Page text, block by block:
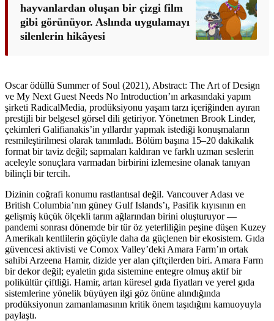
hayvanlardan oluşan bir çizgi film
gibi görünüyor. Aslında uygulamayı
silenlerin hikâyesi
Oscar ödüllü Summer of Soul (2021), Abstract: The Art of Design
ve My Next Guest Needs No Introduction’ın arkasındaki yapım
şirketi RadicalMedia, prodüksiyonu yaşam tarzı içeriğinden ayıran
prestijli bir belgesel görsel dili getiriyor. Yönetmen Brook Linder,
çekimleri Galifianakis’in yıllardır yapmak istediği konuşmaların
resmileştirilmesi olarak tanımladı. Bölüm başına 15–20 dakikalık
format bir taviz değil; sapmaları kaldıran ve farklı uzman seslerin
aceleyle sonuçlara varmadan birbirini izlemesine olanak tanıyan
bilinçli bir tercih.
Dizinin coğrafi konumu rastlantısal değil. Vancouver Adası ve
British Columbia’nın güney Gulf Islands’ı, Pasifik kıyısının en
gelişmiş küçük ölçekli tarım ağlarından birini oluşturuyor —
pandemi sonrası dönemde bir tür öz yeterliliğin peşine düşen Kuzey
Amerikalı kentlilerin göçüyle daha da güçlenen bir ekosistem. Gıda
güvencesi aktivisti ve Comox Valley’deki Amara Farm’ın ortak
sahibi Arzeena Hamir, dizide yer alan çiftçilerden biri. Amara Farm
bir dekor değil; eyaletin gıda sistemine entegre olmuş aktif bir
polikültür çiftliği. Hamir, artan küresel gıda fiyatları ve yerel gıda
sistemlerine yönelik büyüyen ilgi göz önüne alındığında
prodüksiyonun zamanlamasının kritik önem taşıdığını kamuoyuyla
paylaştı.